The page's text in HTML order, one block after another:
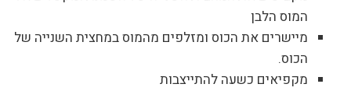
המוס הלבן
מיישרים את הכוס ומזלפים מהמוס במחצית השנייה של
הכוס.
מקפיאים כשעה להתייצבות